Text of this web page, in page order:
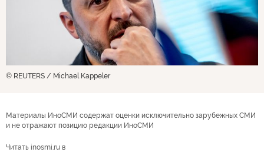
© REUTERS / Michael Kappeler
Материалы ИноСМИ содержат оценки исключительно зарубежных СМИ
и не отражают позицию редакции ИноСМИ
Читать inosmi.ru в